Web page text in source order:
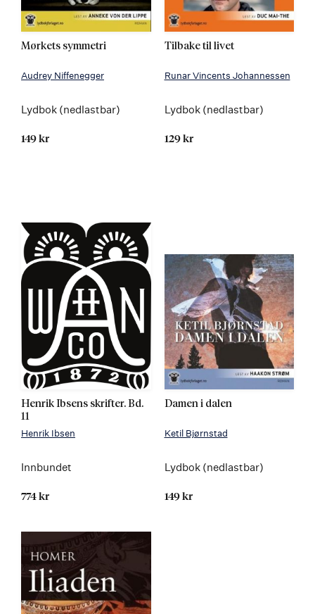
Mørkets symmetri
Audrey Niffenegger
Lydbok (nedlastbar)
149 kr
Tilbake til livet
Runar Vincents Johannessen
Lydbok (nedlastbar)
129 kr
Henrik Ibsens skrifter. Bd.
11
Henrik Ibsen
Innbundet
774 kr
Damen i dalen
Ketil Bjørnstad
Lydbok (nedlastbar)
149 kr